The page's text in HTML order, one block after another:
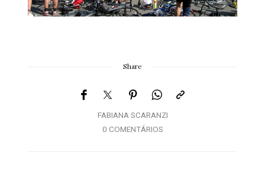
Share
FABIANA SCARANZI
0 COMENTÁRIOS